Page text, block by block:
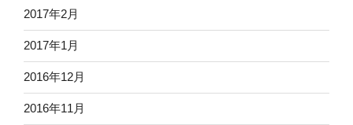
2017年2月
2017年1月
2016年12月
2016年11月